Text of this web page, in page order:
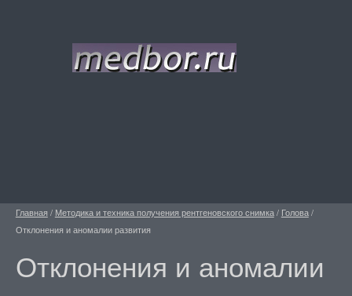
Главная / Методика и техника получения рентгеновского снимка/ Голова/
Отклонения и аномалии развития
Отклонения и аномалии